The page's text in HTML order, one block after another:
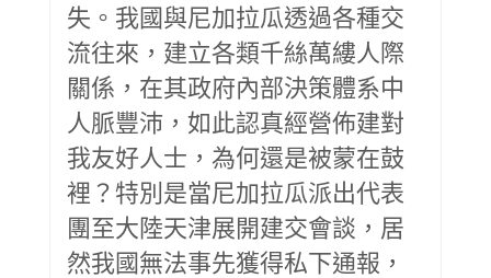
失。我國與尼加拉瓜透過各種交
流往來，建立各類千絲萬縷人際
關係，在其政府內部決策體系中
人脈豐沛，如此認真經營佈建對
我友好人士，為何還是被蒙在鼓
裡？特別是當尼加拉瓜派出代表
團至大陸天津展開建交會談，居
然我國無法事先獲得私下通報，